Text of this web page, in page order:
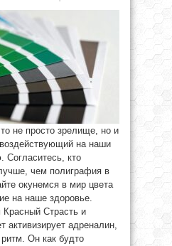
не просто зрелище, но и
на наши
Согласитесь, кто
чем полиграфия в
окунемся в мир цвета
на наше здоровье.
Красный Страсть и
активизирует адреналин,
Он как будто